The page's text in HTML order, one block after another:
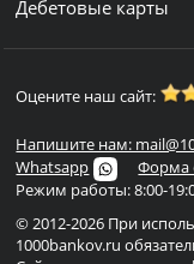
Дебетовые карты
Оцените наш сайт:
Напишите нам:
Whatsapp
Форма
Режим работы: 8:00-
© 2012-2026 При
1000bankov.ru